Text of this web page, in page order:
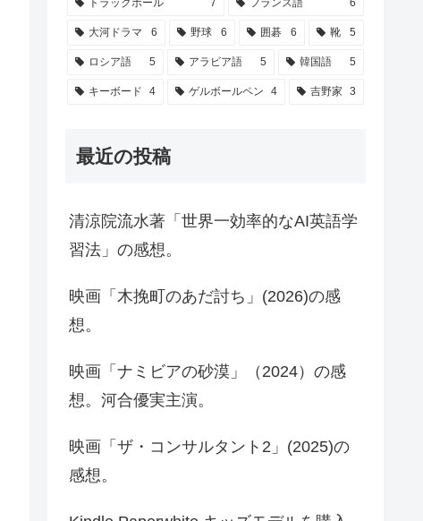
トラックボール 7 フランス語 6
大河ドラマ 6 野球 6 囲碁 6 靴 5
ロシア語 5 アラビア語 5 韓国語 5
キーボード 4 ゲルボールペン 4 吉野家 3
最近の投稿
清涼院流水著「世界一効率的なAI英語学
習法」の感想。
映画「木挽町のあだ討ち」(2026)の感
想。
映画「ナミビアの砂漠」（2024）の感
想。河合優実主演。
映画「ザ・コンサルタント2」(2025)の
感想。